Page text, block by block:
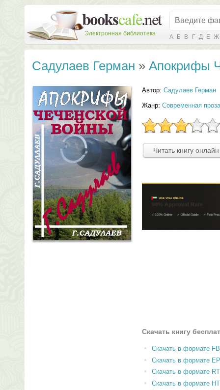
Электронная библиотека А Б В Г Д Е Ж
Садулаев Герман » Апокрифы
Автор: Садулаев Герман
Жанр: Современная проза
Читать книгу
Скачать книгу
Скачать в формате
Скачать в формате
Скачать в формате
Скачать в формате